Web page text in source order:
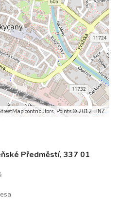
contributors, Points © 2012 LINZ
Předměstí, 337 01